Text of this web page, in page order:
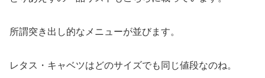
所謂突き出し的なメニューが並びます。
レタス・キャベツはどのサイズでも同じ値段なのね。